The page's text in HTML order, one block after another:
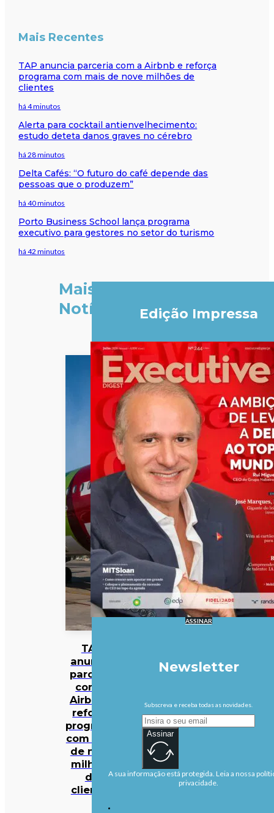
Mais Recentes
TAP anuncia parceria com a Airbnb e reforça
programa com mais de nove milhões de
clientes
há 4 minutos
Alerta para cocktail antienvelhecimento:
estudo deteta danos graves no cérebro
há 28 minutos
Delta Cafés: “O futuro do café depende das
pessoas que o produzem”
há 40 minutos
Porto Business School lança programa
executivo para gestores no setor do turismo
há 42 minutos
Mais
Notícias
TAP
anuncia
parceria
com a
Airbnb e
reforça
programa
com mais
de nove
milhões
de
clientes
Edição Impressa
ASSINAR
Newsletter
Subscreva e receba todas as novidades.
Assinar
A sua informação está protegida. Leia a nossa
privacidade.